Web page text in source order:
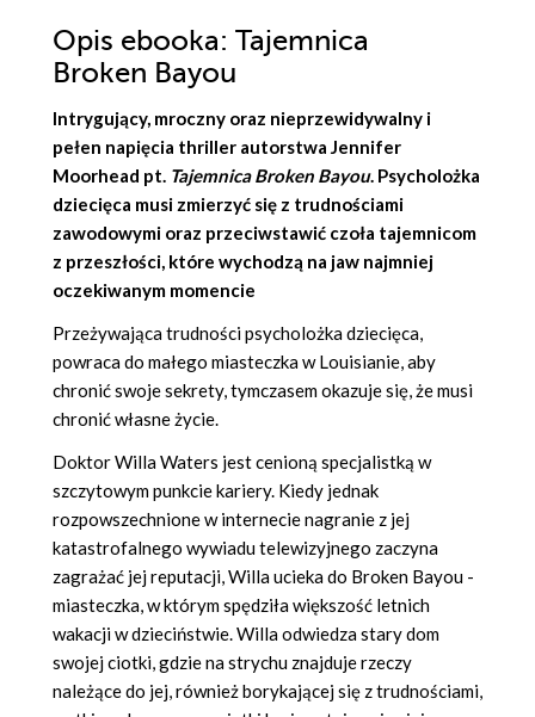
Opis ebooka: Tajemnica
Broken Bayou
Intrygujący, mroczny oraz nieprzewidywalny i
pełen napięcia thriller autorstwa Jennifer
Moorhead pt. Tajemnica Broken Bayou. Psycholożka
dziecięca musi zmierzyć się z trudnościami
zawodowymi oraz przeciwstawić czoła tajemnicom
z przeszłości, które wychodzą na jaw najmniej
oczekiwanym momencie
Przeżywająca trudności psycholożka dziecięca,
powraca do małego miasteczka w Louisianie, aby
chronić swoje sekrety, tymczasem okazuje się, że musi
chronić własne życie.
Doktor Willa Waters jest cenioną specjalistką w
szczytowym punkcie kariery. Kiedy jednak
rozpowszechnione w internecie nagranie z jej
katastrofalnego wywiadu telewizyjnego zaczyna
zagrażać jej reputacji, Willa ucieka do Broken Bayou -
miasteczka, w którym spędziła większość letnich
wakacji w dzieciństwie. Willa odwiedza stary dom
swojej ciotki, gdzie na strychu znajduje rzeczy
należące do jej, również borykającej się z trudnościami,